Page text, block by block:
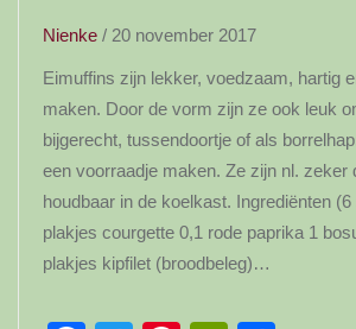
Nienke / 20 november 2017
Eimuffins zijn lekker, voedzaam, hartig
maken. Door de vorm zijn ze ook leuk
bijgerecht, tussendoortje of als
een voorraadje maken. Ze zijn nl. zeker
houdbaar in de koelkast. Ingrediënten
plakjes courgette 0,1 rode paprika 1
plakjes kipfilet (broodbeleg)…